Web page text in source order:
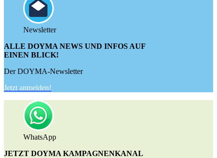
Newsletter
ALLE DOYMA NEWS UND INFOS AUF
EINEN BLICK!
Der DOYMA-Newsletter
Jetzt anmelden!
WhatsApp
JETZT DOYMA KAMPAGNENKANAL